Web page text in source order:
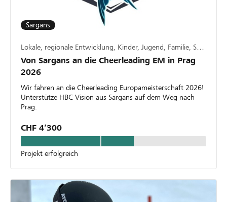
Sargans
Lokale, regionale Entwicklung, Kinder, Jugend, Familie, Sport
Von Sargans an die Cheerleading EM in Prag
2026
Wir fahren an die Cheerleading Europameisterschaft 2026!
Unterstütze HBC Vision aus Sargans auf dem Weg nach
Prag.
CHF 4’300
Projekt erfolgreich